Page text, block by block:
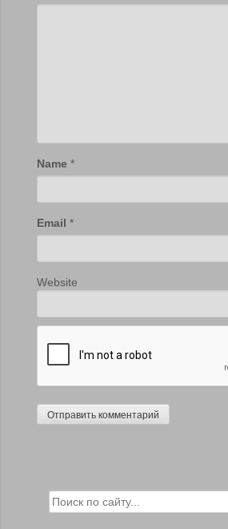
Name *
Email *
Website
Search for: